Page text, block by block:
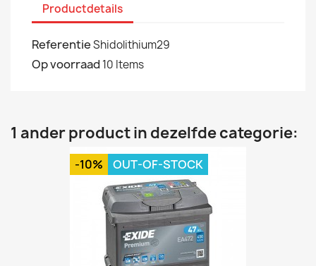
Productdetails
ReferentieShidolithium29
Op voorraad 10 Items
1 ander product in dezelfde categorie:
-10% OUT-OF-STOCK